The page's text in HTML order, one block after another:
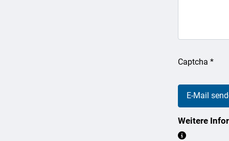
Captcha *
E-Mail
Weitere
Weitere